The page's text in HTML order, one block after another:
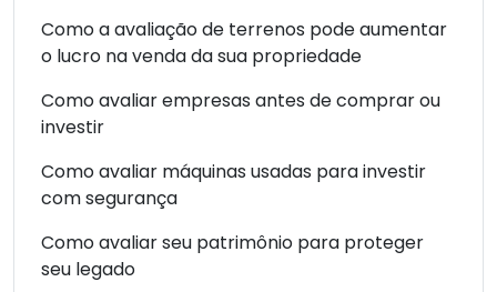
Como a avaliação de terrenos pode aumentar
o lucro na venda da sua propriedade
Como avaliar empresas antes de comprar ou
investir
Como avaliar máquinas usadas para investir
com segurança
Como avaliar seu patrimônio para proteger
seu legado